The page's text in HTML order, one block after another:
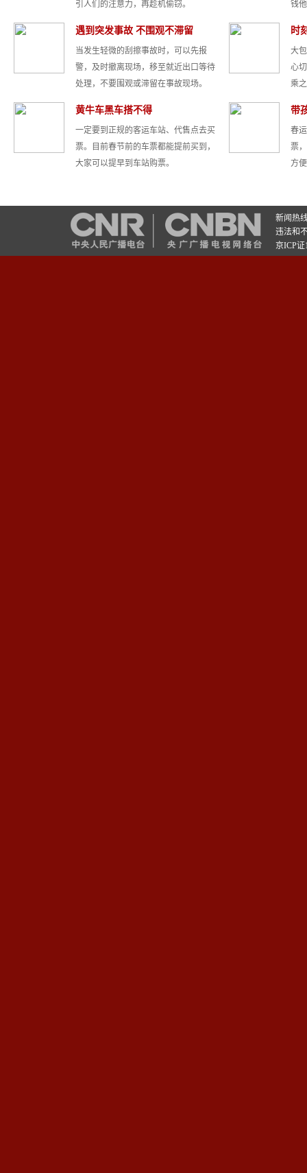
引人们的注意力，再趁机偷窃。 钱
遇到突发事故 不围观不滞留
当发生轻微的刮擦事故时，可以先报
警，及时撤离现场，移至就近出口等待
处理，不要围观或滞留在事故现场。
时
大
心
乘
黄牛车黑车搭不得
一定要到正规的客运车站、代售点去买
票。目前春节前的车票都能提前买到，
大家可以提早到车站购票。
带
春
票
方
新闻热
违法和
京ICP证